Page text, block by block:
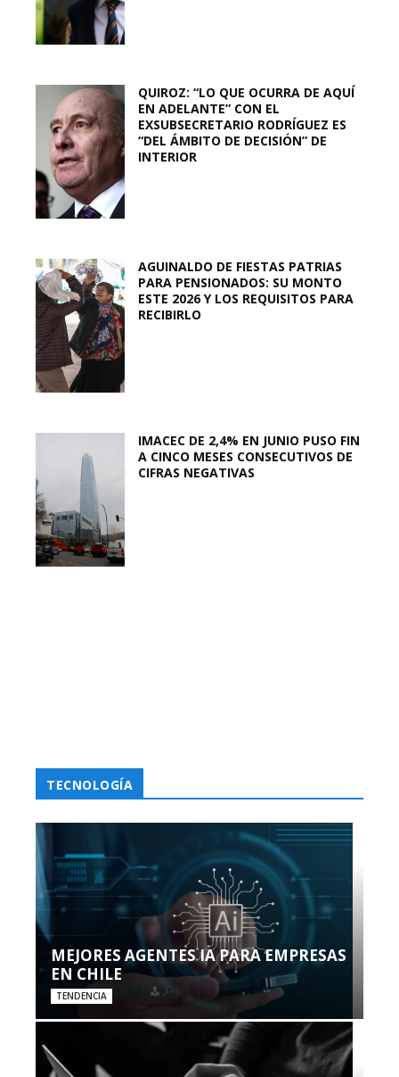
QUIROZ: “LO QUE OCURRA DE AQUÍ
EN ADELANTE” CON EL
EXSUBSECRETARIO RODRÍGUEZ ES
“DEL ÁMBITO DE DECISIÓN” DE
INTERIOR
AGUINALDO DE FIESTAS PATRIAS
PARA PENSIONADOS: SU MONTO
ESTE 2026 Y LOS REQUISITOS PARA
RECIBIRLO
IMACEC DE 2,4% EN JUNIO PUSO FIN
A CINCO MESES CONSECUTIVOS DE
CIFRAS NEGATIVAS
TECNOLOGÍA
MEJORES AGENTES IA PARA EMPRESAS
EN CHILE
TENDENCIA